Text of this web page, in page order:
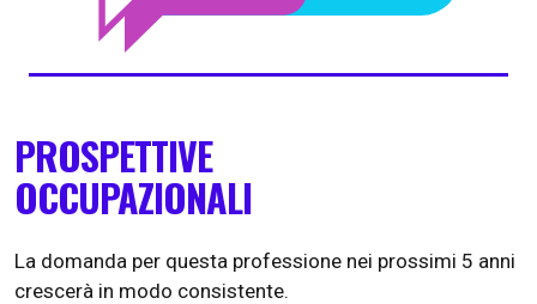
PROSPETTIVE
OCCUPAZIONALI
La domanda per questa professione nei prossimi 5 anni
crescerà in modo consistente.